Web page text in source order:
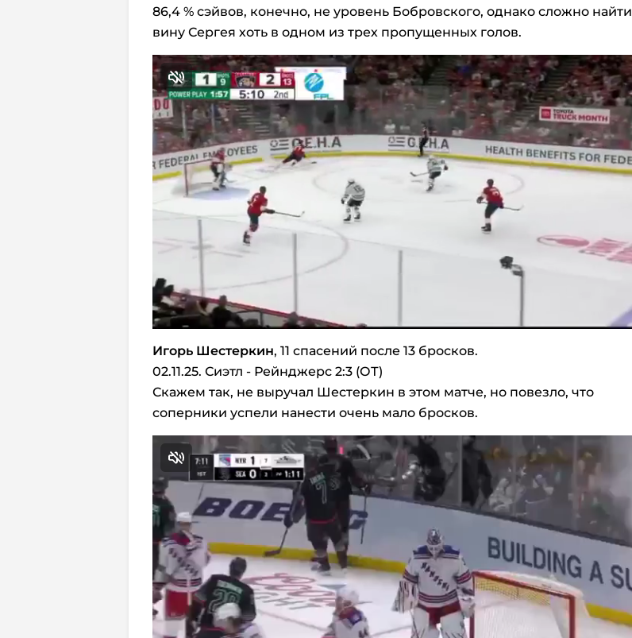
86,4 % сэйвов, конечно, не уровень Бобровского, однако сложно найти
вину Сергея хоть в одном из трех пропущенных голов.
Игорь Шестеркин, 11 спасений после 13 бросков.
02.11.25. Сиэтл - Рейнджерс 2:3 (ОТ)
Скажем так, не выручал Шестеркин в этом матче, но повезло, что
соперники успели нанести очень мало бросков.